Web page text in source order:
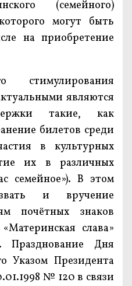
(семейного)
могут быть
на приобретение
стимулирования
являются
такие, как
билетов среди
в культурных
их в различных
семейное»). В этом
и вручение
почётных знаков
слава»
Дня
Указом Президента
№ 120 в связи